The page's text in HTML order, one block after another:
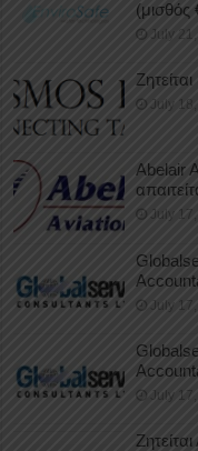
(μισθός
July
July
Abelair
July
July
July